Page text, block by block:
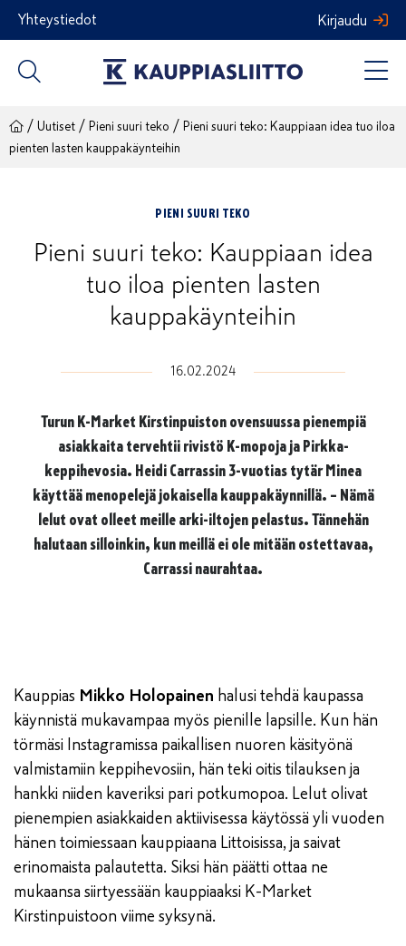
Siirry
sisältöön
Yhteystiedot Kirjaudu
/ Uutiset / Pieni suuri teko / Pieni suuri teko: Kauppiaan idea tuo iloa
pienten lasten kauppakäynteihin
PIENI SUURI TEKO
Pieni suuri teko: Kauppiaan idea
tuo iloa pienten lasten
kauppakäynteihin
16.02.2024
Turun K-Market Kirstinpuiston ovensuussa pienempiä
asiakkaita tervehtii rivistö K-mopoja ja Pirkka-
keppihevosia. Heidi Carrassin 3-vuotias tytär Minea
käyttää menopelejä jokaisella kauppakäynnillä. – Nämä
lelut ovat olleet meille arki-iltojen pelastus. Tännehän
halutaan silloinkin, kun meillä ei ole mitään ostettavaa,
Carrassi naurahtaa.
Kauppias Mikko Holopainen halusi tehdä kaupassa
käynnistä mukavampaa myös pienille lapsille. Kun hän
törmäsi Instagramissa paikallisen nuoren käsityönä
valmistamiin keppihevosiin, hän teki oitis tilauksen ja
hankki niiden kaveriksi pari potkumopoa. Lelut olivat
pienempien asiakkaiden aktiivisessa käytössä yli vuoden
hänen toimiessaan kauppiaana Littoisissa, ja saivat
erinomaista palautetta. Siksi hän päätti ottaa ne
mukaansa siirtyessään kauppiaaksi K-Market
Kirstinpuistoon viime syksynä.